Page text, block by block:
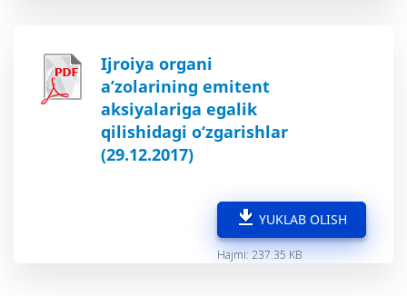
Ijroiya organi
a’zolarining emitent
aksiyalariga egalik
qilishidagi o‘zgarishlar
(29.12.2017)
YUKLAB OLISH
Hajmi: 237.35 KB